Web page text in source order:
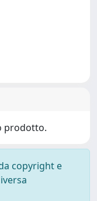
prodotto.
copyright e